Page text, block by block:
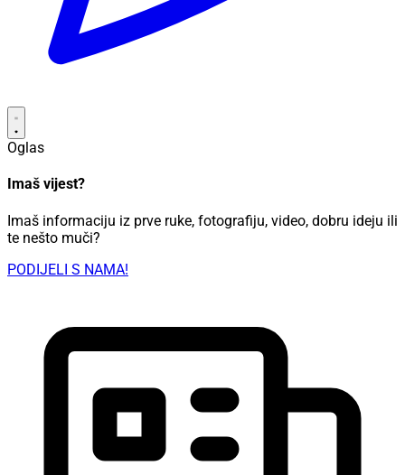
Oglas
Imaš vijest?
Imaš informaciju iz prve ruke, fotografiju, video, dobru ideju ili
te nešto muči?
PODIJELI S NAMA!